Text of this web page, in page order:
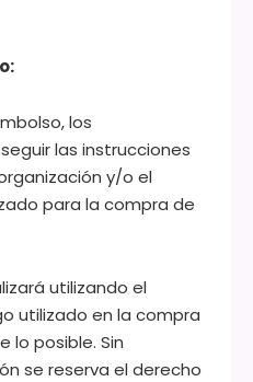
los
las instrucciones
y/o el
para la compra de
utilizando el
utilizado en la compra
lo posible. Sin
se reserva el derecho